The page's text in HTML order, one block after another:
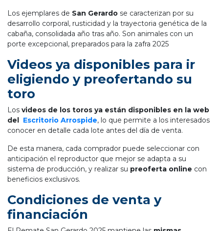
Los ejemplares de San Gerardo se caracterizan por su
desarrollo corporal, rusticidad y la trayectoria genética de la
cabaña, consolidada año tras año. Son animales con un
porte excepcional, preparados para la zafra 2025
Videos ya disponibles para ir
eligiendo y preofertando su
toro
Los videos de los toros ya están disponibles en la web
del Escritorio Arrospide, lo que permite a los interesados
conocer en detalle cada lote antes del día de venta.
De esta manera, cada comprador puede seleccionar con
anticipación el reproductor que mejor se adapta a su
sistema de producción, y realizar su preoferta online con
beneficios exclusivos.
Condiciones de venta y
financiación